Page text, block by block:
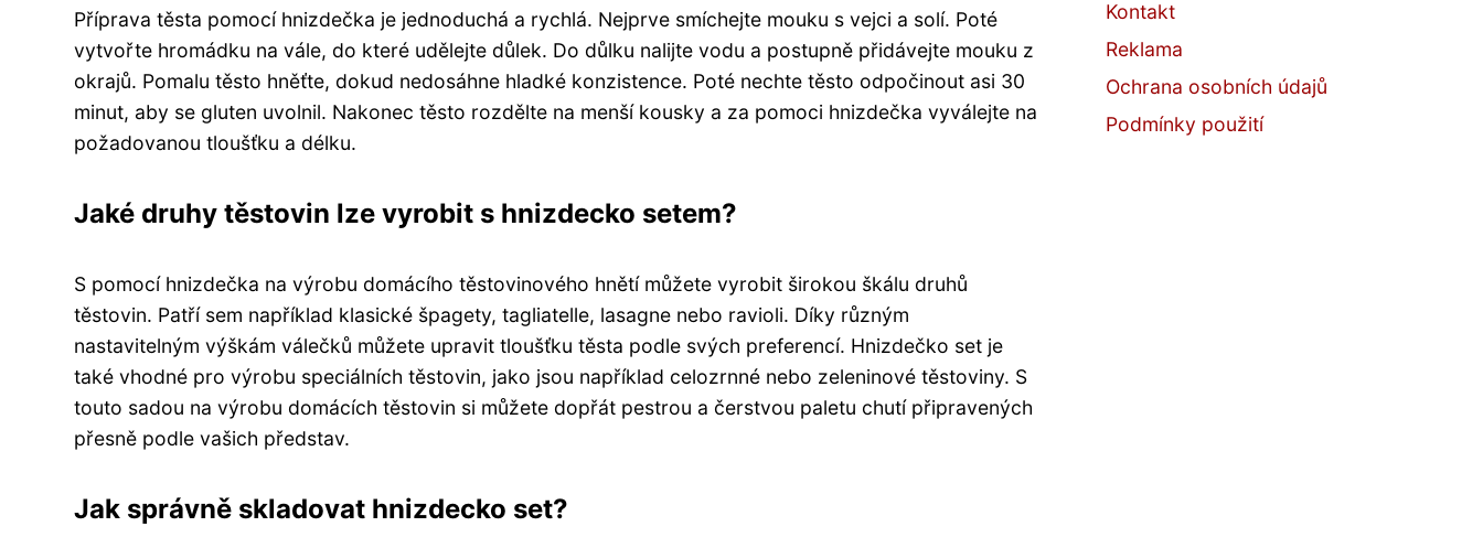
Příprava těsta pomocí hnizdečka je jednoduchá a rychlá. Nejprve smíchejte mouku s vejci a solí. Poté
vytvořte hromádku na vále, do které udělejte důlek. Do důlku nalijte vodu a postupně přidávejte mouku z
okrajů. Pomalu těsto hněťte, dokud nedosáhne hladké konzistence. Poté nechte těsto odpočinout asi 30
minut, aby se gluten uvolnil. Nakonec těsto rozdělte na menší kousky a za pomoci hnizdečka vyválejte na
požadovanou tloušťku a délku.
Jaké druhy těstovin lze vyrobit s hnizdecko setem?
S pomocí hnizdečka na výrobu domácího těstovinového hnětí můžete vyrobit širokou škálu druhů
těstovin. Patří sem například klasické špagety, tagliatelle, lasagne nebo ravioli. Díky různým
nastavitelným výškám válečků můžete upravit tloušťku těsta podle svých preferencí. Hnizdečko set je
také vhodné pro výrobu speciálních těstovin, jako jsou například celozrnné nebo zeleninové těstoviny. S
touto sadou na výrobu domácích těstovin si můžete dopřát pestrou a čerstvou paletu chutí připravených
přesně podle vašich představ.
Jak správně skladovat hnizdecko set?
Kontakt
Reklama
Ochrana osobních údajů
Podmínky použití